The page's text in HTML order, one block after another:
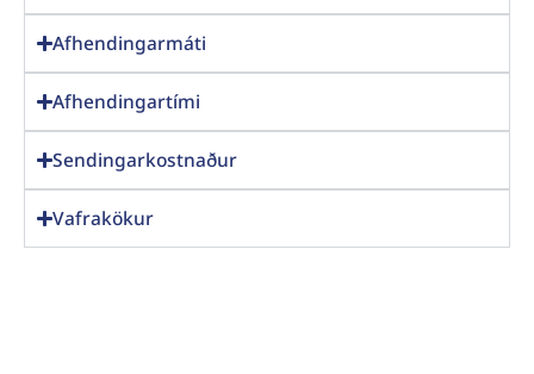
Afhendingarmáti
Afhendingartími
Sendingarkostnaður
Vafrakökur